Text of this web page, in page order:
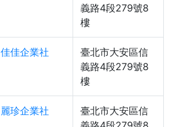
義路4段279號8
樓
佳佳企業社
臺北市大安區信
義路4段279號8
樓
麗珍企業社
臺北市大安區信